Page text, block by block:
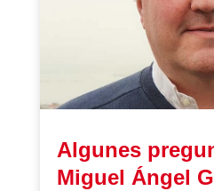
Algunes
Miguel Ángel